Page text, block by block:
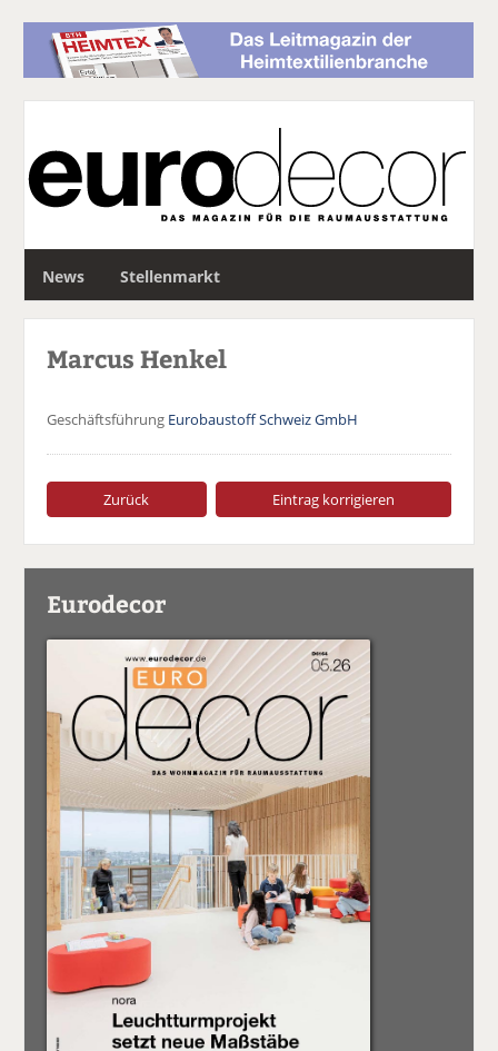
News Stellenmarkt
c
Marcus Henkel
Geschäftsführung Eurobaustoff Schweiz GmbH
Zurück Eintrag korrigieren
Eurodecor